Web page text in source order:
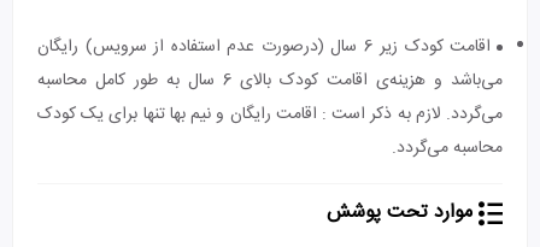
اقامت کودک زیر 6 سال (درصورت عدم استفاده از سرویس) رایگان
می‌باشد و هزینه‌ی اقامت کودک بالای 6 سال به طور کامل محاسبه
می‌گردد. لازم به ذکر است : اقامت رایگان و نیم بها تنها برای یک کودک
محاسبه می‌گردد.
موارد تحت پوشش